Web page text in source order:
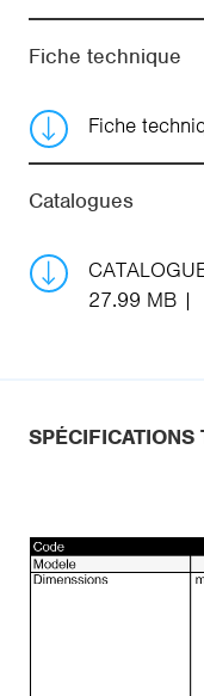
Fiche technique
Fiche
Catalogues
27.99 MB
SPÉCIFICATIONS